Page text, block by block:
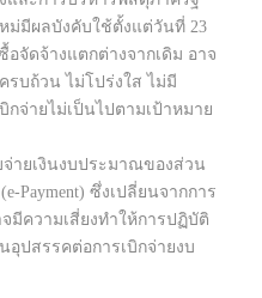
ม่มีผลบังคับใช้ตั้งแต่วันที่ 23
จัดจ้างแตกต่างจากเดิม อาจ
รบถ้วน ไม่โปร่งใส ไม่มี
จ่ายไม่เป็นไปตามเป้าหมาย
จ่ายเงินงบประมาณของส่วน
Payment) ซึ่งเปลี่ยนจากการ
มีความเสี่ยงทำให้การปฏิบัติ
อุปสรรคต่อการเบิกจ่ายงบ